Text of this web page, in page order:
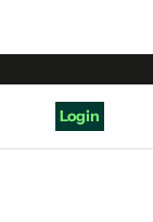
Login